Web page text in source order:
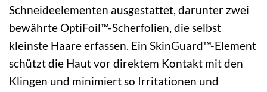
Schneideelementen ausgestattet, darunter zwei
bewährte OptiFoil™-Scherfolien, die selbst
kleinste Haare erfassen. Ein SkinGuard™-Element
schützt die Haut vor direktem Kontakt mit den
Klingen und minimiert so Irritationen und